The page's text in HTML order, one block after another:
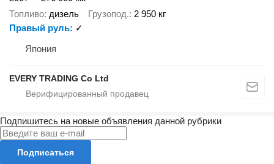
Топливо дизель Грузопод. 2 950 кг
Правый руль
✓
Япония
EVERY TRADING Co Ltd
Подпишитесь на новые объявления данной рубрики
Подписаться